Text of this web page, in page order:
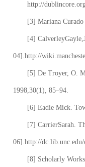
http://
[3] Mariana
[4]
04].http://
[5] De Troyer, O.
1998,30(1), 85–94.
[6] Eadie Mick.
[7] CarrierSarah.
06].http://
[8] Scholarly